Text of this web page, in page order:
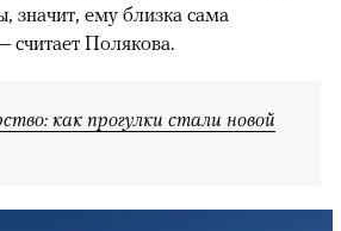
значит, ему близка сама
Полякова.
как прогулки стали новой